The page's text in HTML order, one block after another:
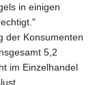
in einigen
der Konsumenten
5,2
im Einzelhandel